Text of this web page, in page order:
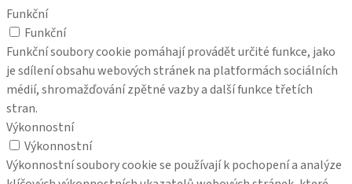
Funkční
Funkční
Funkční soubory cookie pomáhají provádět určité funkce, jako
je sdílení obsahu webových stránek na platformách sociálních
médií, shromažďování zpětné vazby a další funkce třetích
stran.
Výkonnostní
Výkonnostní
Výkonnostní soubory cookie se používají k pochopení a analýze